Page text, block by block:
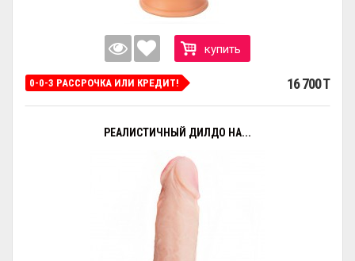
купить
0-0-3 РАССРОЧКА ИЛИ КРЕДИТ! 16 700 T
РЕАЛИСТИЧНЫЙ ДИЛДО НА...